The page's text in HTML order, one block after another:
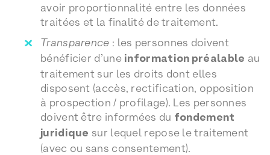
avoir proportionnalité entre les données
traitées et la finalité de traitement.
Transparence : les personnes doivent
bénéficier d’une information préalable au
traitement sur les droits dont elles
disposent (accès, rectification, opposition
à prospection / profilage). Les personnes
doivent être informées du fondement
juridique sur lequel repose le traitement
(avec ou sans consentement).